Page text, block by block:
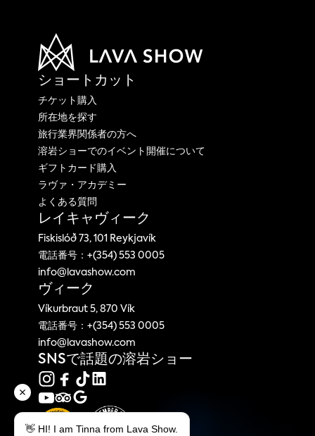
ショートカット
チケット購入
所在地を探す
旅行業界関係者の方へ
溶岩ショーでのイベント開催について
ギフトカード購入
ラヴァ・アカデミー
よくある質問
レイキャヴィーク
Fiskislóð 73, 101 Reykjavík
電話番号：+(354) 553 0005
info@lavashow.com
ヴィーク
Víkurbraut 5, 870 Vík
電話番号：+(354) 553 0005
info@lavashow.com
SNSで話題の溶岩ショー
👋 HI! I am Tinna from Lava Show.